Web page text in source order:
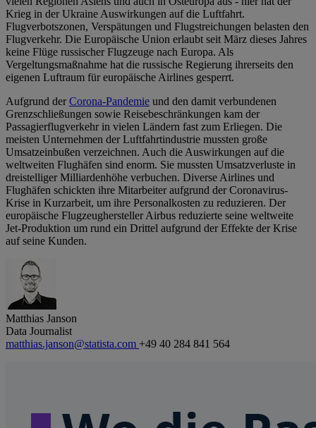
Krieg in der Ukraine Auswirkungen auf die Luftfahrt.
Flugverbotszonen, Verspätungen und Flugstreichungen belasten den
Flugverkehr. Die Europäische Union erlaubt seit März dieses Jahres
keine Flüge russischer Flugzeuge nach Europa. Als
Vergeltungsmaßnahme hat die russische Regierung ihrerseits den
eigenen Luftraum für europäische Airlines gesperrt.
Aufgrund derCorona-Pandemie und den damit verbundenen
Grenzschließungen sowie Reisebeschränkungen kam der
Passagierflugverkehr in vielen Ländern fast zum Erliegen. Die
meisten Unternehmen der Luftfahrtindustrie mussten große
Umsatzeinbußen verzeichnen. Auch die Auswirkungen auf die
weltweiten Flughäfen sind enorm. Sie mussten Umsatzverluste in
dreistelliger Milliardenhöhe verbuchen. Diverse Airlines und
Flughäfen schickten ihre Mitarbeiter aufgrund der Coronavirus-
Krise in Kurzarbeit, um ihre Personalkosten zu reduzieren. Der
europäische Flugzeughersteller Airbus reduzierte seine weltweite
Jet-Produktion um rund ein Drittel aufgrund der Effekte der Krise
auf seine Kunden.
Matthias Janson
Data Journalist
matthias.janson@statista.com +49 40 284 841 564